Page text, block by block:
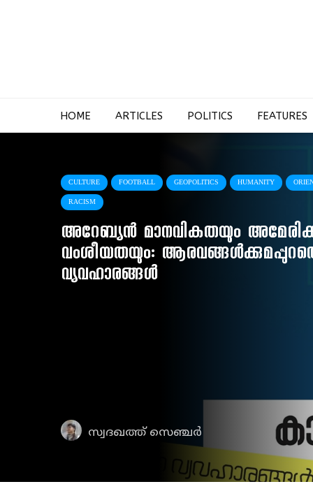
HOME ARTICLES POLITICS FEATURES
CULTURE FOOTBALL GEOPOLITICS HUMANITY
RACISM
അറേബ്യൻ മാനവികതയും
വംശീയതയും:
വ്യവഹാരങ്ങൾ
സ്വദഖത്ത് സെഞ്ചർ